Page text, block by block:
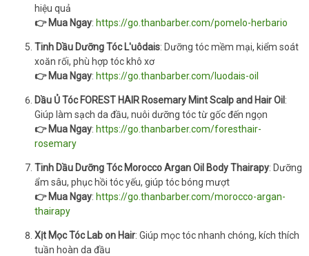
hiệu quả
👉 Mua Ngay: https://go.thanbarber.com/pomelo-herbario
Tinh Dầu Dưỡng Tóc L'uôdais: Dưỡng tóc mềm mại, kiểm soát
xoăn rối, phù hợp tóc khô xơ
👉 Mua Ngay: https://go.thanbarber.com/luodais-oil
Dầu Ủ Tóc FOREST HAIR Rosemary Mint Scalp and Hair Oil :
Giúp làm sạch da đầu, nuôi dưỡng tóc từ gốc đến ngọn
👉 Mua Ngay: https://go.thanbarber.com/foresthair-
rosemary
Tinh Dầu Dưỡng Tóc Morocco Argan Oil Body Thairapy: Dưỡng
ẩm sâu, phục hồi tóc yếu, giúp tóc bóng mượt
👉 Mua Ngay: https://go.thanbarber.com/morocco-argan-
thairapy
Xịt Mọc Tóc Lab on Hair: Giúp mọc tóc nhanh chóng, kích thích
tuần hoàn da đầu